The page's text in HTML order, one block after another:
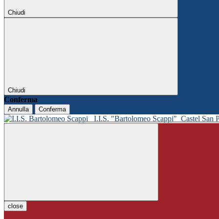
Chiudi
Chiudi
Conferma
Annulla Conferma
I.I.S. "Bartolomeo Scappi" Castel San
close